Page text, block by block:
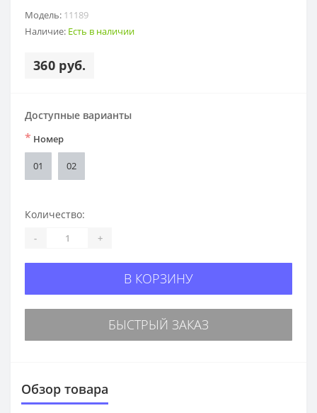
Модель: 11189
Наличие: Есть в наличии
360 руб.
Доступные варианты
* Номер
01 02
Количество:
- +
В КОРЗИНУ
БЫСТРЫЙ ЗАКАЗ
Обзор товара